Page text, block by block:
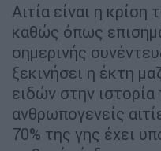
Αιτία είναι η κρίση
καθώς όπως
σημερινής
ξεκινήσει η έκτη
ειδών στην
ανθρωπογενείς
70% της γης έχει